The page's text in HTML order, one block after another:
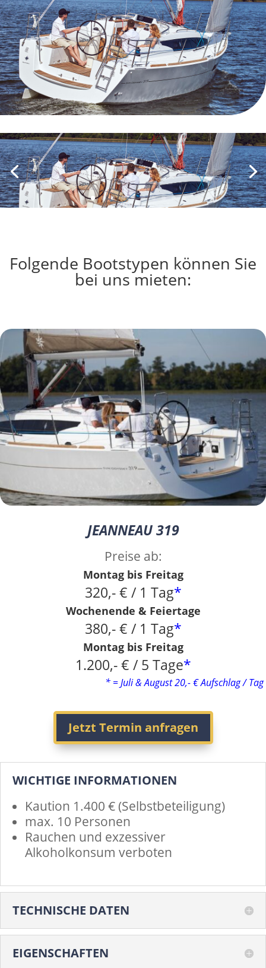
Folgende Bootstypen können Sie
bei uns mieten:
JEANNEAU 319
Preise ab:
Montag bis Freitag
320,- € / 1 Tag*
Wochenende & Feiertage
380,- € / 1 Tag*
Montag bis Freitag
1.200,- € / 5 Tage*
* = Juli & August 20,- € Aufschlag / Tag
Jetzt Termin anfragen
WICHTIGE INFORMATIONEN
Kaution 1.400 € (Selbstbeteiligung)
max. 10 Personen
Rauchen und exzessiver
Alkoholkonsum verboten
TECHNISCHE DATEN
EIGENSCHAFTEN